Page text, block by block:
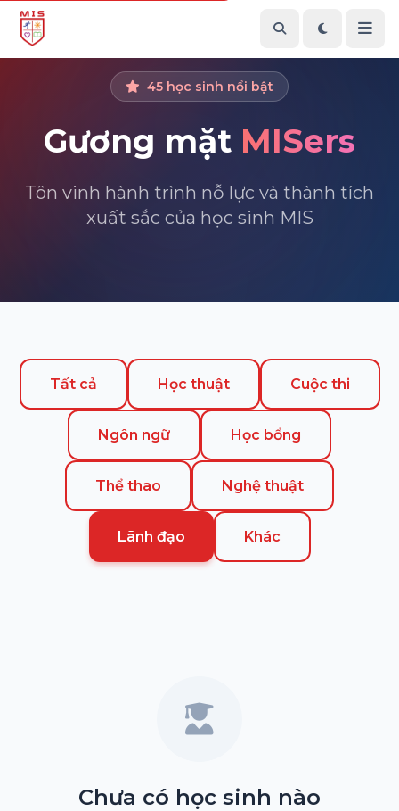
45 học sinh nổi bật
Gương mặt MISers
Tôn vinh hành trình nỗ lực và thành tích
xuất sắc của học sinh MIS
Tất cả Học thuật Cuộc thi
Ngôn ngữ Học bổng
Thể thao Nghệ thuật
Lãnh đạo Khác
Chưa có học sinh nào